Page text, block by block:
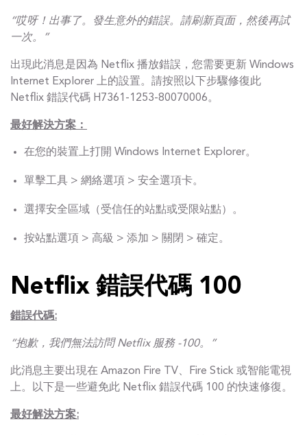
“哎呀！出事了。發生意外的錯誤。請刷新頁面，然後再試
一次。”
出現此消息是因為 Netflix 播放錯誤，您需要更新 Windows
Internet Explorer 上的設置。請按照以下步驟修復此
Netflix 錯誤代碼 H7361-1253-80070006。
最好解決方案：
在您的裝置上打開 Windows Internet Explorer。
單擊工具 > 網絡選項 > 安全選項卡。
選擇安全區域（受信任的站點或受限站點）。
按站點選項 > 高級 > 添加 > 關閉 > 確定。
Netflix 錯誤代碼 100
錯誤代碼:
“抱歉，我們無法訪問 Netflix 服務 -100。”
此消息主要出現在 Amazon Fire TV、Fire Stick 或智能電視
上。以下是一些避免此 Netflix 錯誤代碼 100 的快速修復。
最好解決方案: